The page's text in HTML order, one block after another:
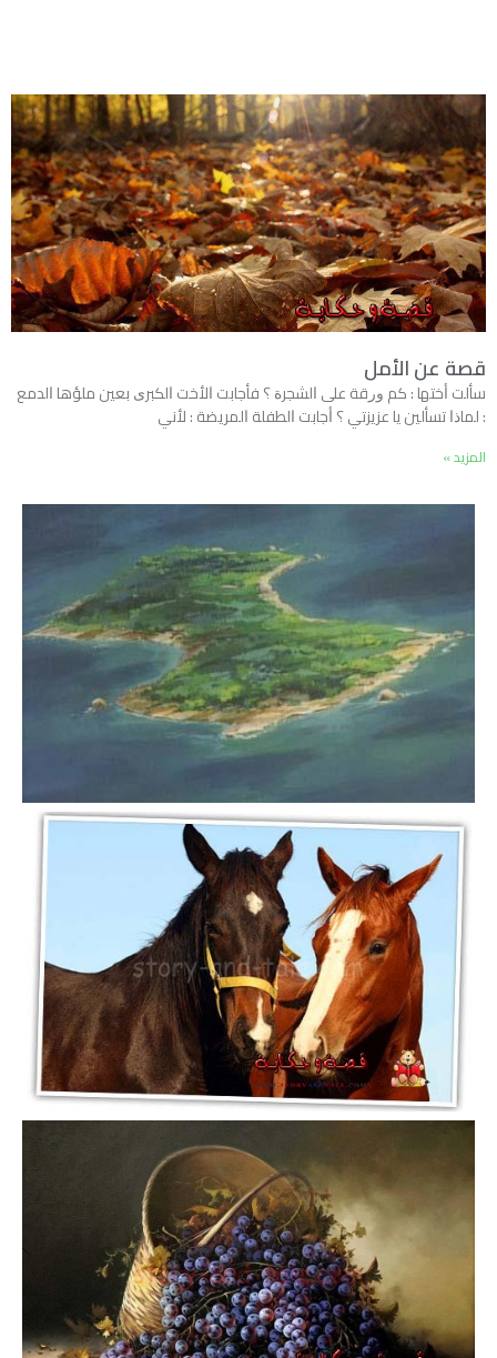
قصة عن الأمل
ﺳﺄﻟﺖ ﺃﺧﺘﻬﺎ : ﻛﻢ ﻭﺭﻗﺔ ﻋﻠﻰ ﺍﻟﺸﺠﺮﺓ ؟ ﻓﺄﺟﺎﺑﺖ ﺍﻷﺧﺖ ﺍﻟﻜﺒﺮﻯ ﺑﻌﻴﻦ ﻣﻠﺆﻫﺎ ﺍﻟﺪﻣﻊ
: ﻟﻤﺎﺫﺍ ﺗﺴﺄﻟﻴﻦ ﻳﺎ ﻋﺰﻳﺰﺗﻲ ؟ ﺃﺟﺎﺑﺖ ﺍﻟﻄﻔﻠﺔ ﺍﻟﻤﺮﻳﻀﺔ : ﻷﻧﻲ
المزيد »